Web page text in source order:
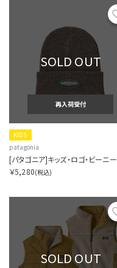
SOLD OUT
再入荷受付
KIDS
patagonia
[パタゴニア]キッズ・ロゴ・ビーニー
￥5,280(税込)
SOLD OUT